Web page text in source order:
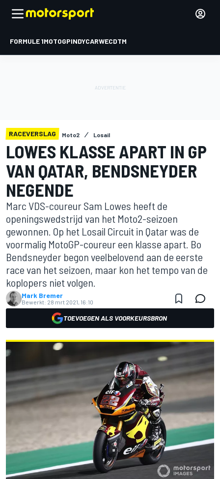
FORMULE 1MOTOGPINDYCARWECDTM
RACEVERSLAG Moto2 Losail
LOWES KLASSE APART IN GP
VAN QATAR, BENDSNEYDER
NEGENDE
Marc VDS-coureur Sam Lowes heeft de
openingswedstrijd van het Moto2-seizoen
gewonnen. Op het Losail Circuit in Qatar was de
voormalig MotoGP-coureur een klasse apart. Bo
Bendsneyder begon veelbelovend aan de eerste
race van het seizoen, maar kon het tempo van de
koplopers niet volgen.
Mark Bremer
Bewerkt: 28 mrt 2021, 16:10
TOEVOEGEN ALS VOORKEURSBRON